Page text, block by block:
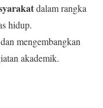
dalam rangka
hidup.
dan mengembangkan
akademik.